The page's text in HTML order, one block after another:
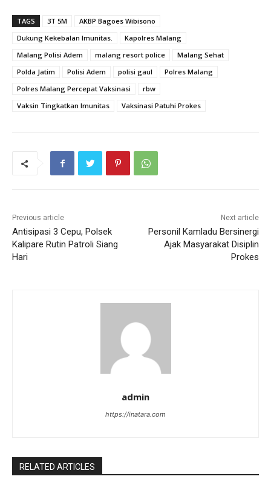
TAGS 3T 5M
AKBP Bagoes Wibisono
Dukung Kekebalan Imunitas.
Kapolres Malang
Malang Polisi Adem
malang resort police
Malang Sehat
Polda Jatim
Polisi Adem polisi gaul
Polres Malang
Polres Malang Percepat Vaksinasi
rbw
Vaksin Tingkatkan Imunitas
Vaksinasi Patuhi Prokes
Previous article
Antisipasi 3 Cepu, Polsek
Kalipare Rutin Patroli Siang
Hari
Next article
Personil Kamladu Bersinergi
Ajak Masyarakat Disiplin
Prokes
admin
https://inatara.com
RELATED ARTICLES